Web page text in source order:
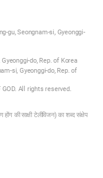
gu, Seongnam-si, Gyeonggi-
do, Rep. of Korea
si, Gyeonggi-do, Rep. of
All rights reserved.
की साक्षी टेलीविजन) का शब्द संक्षेप